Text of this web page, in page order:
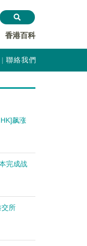
香港百科
聯絡我們
飙涨
完成战
交所